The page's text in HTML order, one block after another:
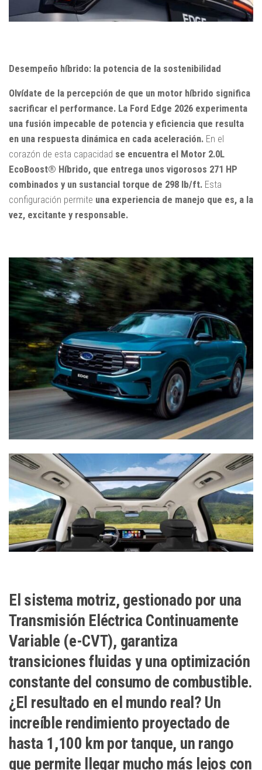
Desempeño híbrido: la potencia de la sostenibilidad
Olvídate de la percepción de que un motor híbrido significa
sacrificar el performance. La Ford Edge 2026 experimenta
una fusión impecable de potencia y eficiencia que resulta
en una respuesta dinámica en cada aceleración. En el
corazón de esta capacidad se encuentra el Motor 2.0L
EcoBoost® Híbrido, que entrega unos vigorosos 271 HP
combinados y un sustancial torque de 298 lb/ft. Esta
configuración permite una experiencia de manejo que es, a la
vez, excitante y responsable.
El sistema motriz, gestionado por una
Transmisión Eléctrica Continuamente
Variable (e-CVT), garantiza
transiciones fluidas y una optimización
constante del consumo de combustible.
¿El resultado en el mundo real? Un
increíble rendimiento proyectado de
hasta 1,100 km por tanque, un rango
que permite llegar mucho más lejos con